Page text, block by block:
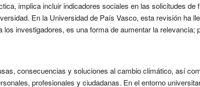
implica incluir indicadores sociales en las solicitudes de
En la Universidad de País Vasco, esta revisión ha
investigadores, es una forma de aumentar la relevancia;
consecuencias y soluciones al cambio climático, así
profesionales y ciudadanas. En el entorno